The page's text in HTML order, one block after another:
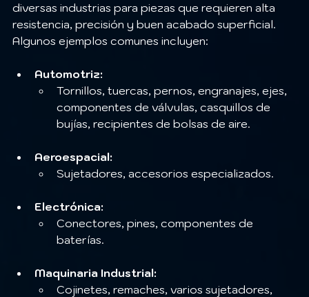
diversas industrias para piezas que requieren alta
resistencia, precisión y buen acabado superficial.
Algunos ejemplos comunes incluyen:
Automotriz:
Tornillos, tuercas, pernos, engranajes, ejes,
componentes de válvulas, casquillos de
bujías, recipientes de bolsas de aire.
Aeroespacial:
Sujetadores, accesorios especializados.
Electrónica:
Conectores, pines, componentes de
baterías.
Maquinaria Industrial:
Cojinetes, remaches, varios sujetadores,